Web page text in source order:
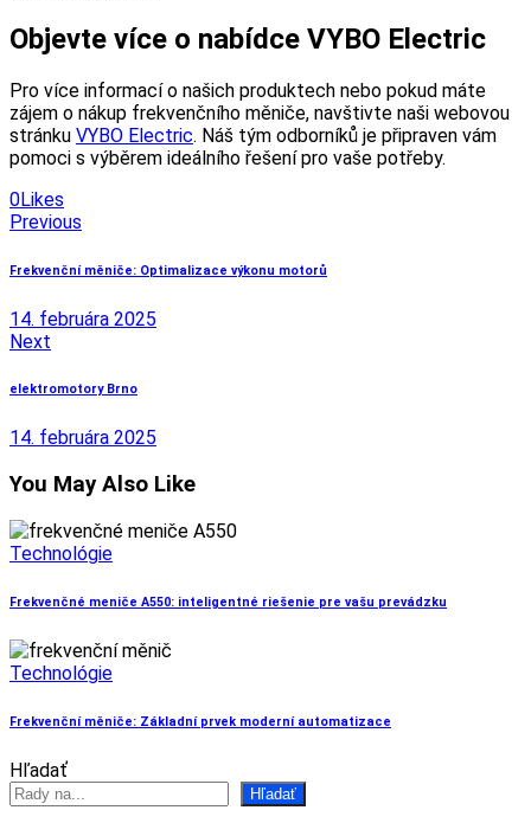
Objevte více o nabídce VYBO Electric
Pro více informací o našich produktech nebo pokud máte
zájem o nákup frekvenčního měniče, navštivte naši webovou
stránku VYBO Electric. Náš tým odborníků je připraven vám
pomoci s výběrem ideálního řešení pro vaše potřeby.
0Likes
Navigácia
v
Previous
Frekvenční měniče: Optimalizace výkonu motorů
14. februára 2025
Next
elektromotory Brno
14. februára 2025
You May Also Like
Technológie
Frekvenčné meniče A550: inteligentné riešenie pre vašu prevádzku
Technológie
Frekvenční měniče: Základní prvek moderní automatizace
Hľadať
Hľadať